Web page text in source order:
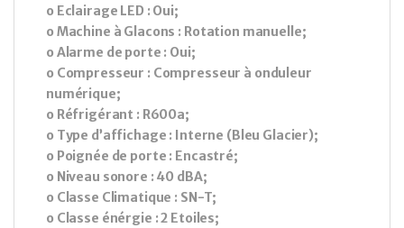
o Eclairage LED : Oui;
o Machine à Glacons : Rotation manuelle;
o Alarme de porte : Oui;
o Compresseur : Compresseur à onduleur
numérique;
o Réfrigérant : R600a;
o Type d’affichage : Interne (Bleu Glacier);
o Poignée de porte : Encastré;
o Niveau sonore : 40 dBA;
o Classe Climatique : SN-T;
o Classe énérgie : 2 Etoiles;